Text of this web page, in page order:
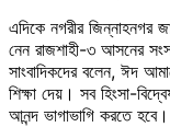
এদিকে নগরীর জিন্নাহনগর
নেন রাজশাহী-৩ আসনের
সাংবাদিকদের বলেন, ঈদ
শিক্ষা দেয়। সব হিংসা-
আনন্দ ভাগাভাগি করতে হবে।